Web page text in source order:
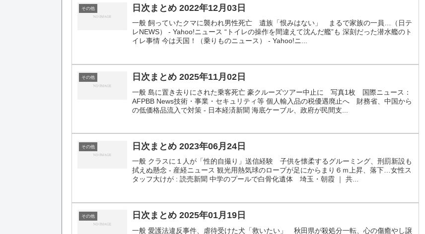
その他 日次まとめ 2022年12月03日
一般 飼っていたクマに襲われ男性死亡 遺族「恨みはない」 まるで家族の一員…（日テ
レNEWS） - Yahoo!ニュース “トイレの操作を間違えて沈んだ艦”も 深刻だった潜水艦のト
イレ事情 今は天国！（乗りものニュース） - Yahoo!ニ...
その他 日次まとめ 2025年11月02日
一般 島に置き去りにされた乗客死亡 豪クルーズツアー中止に 写真1枚 国際ニュース：
AFPBB News技術・事業・セキュリティ等 個人輸入品の税優遇廃止へ 財務省、中国から
の低価格品流入で対策 - 日本経済新聞 海底ケーブル、政府が民間支...
その他 日次まとめ 2023年06月24日
一般 クラスに１人が「性的自撮り」送信経験 子供を懐柔するグルーミング、刑罰新設も
拭えぬ懸念 - 産経ニュース 観光用熱気球のロープが足にからまり６ｍ上昇、落下…女性ス
タッフ大けが : 読売新聞 中学のプールで白骨化遺体 埼玉・朝霞 ｜ 共...
その他 日次まとめ 2025年01月19日
一般 愛護法違反事件、虐待受けた犬「救いたい」 秋田県が殺処分一転、心の傷癒やし譲